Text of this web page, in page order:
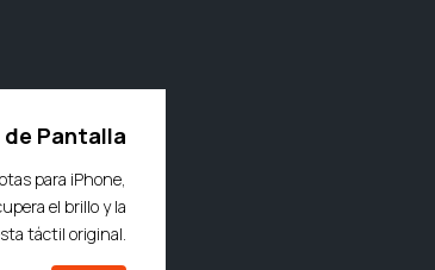
de Pantalla
para iPhone,
el brillo y la
táctil original.